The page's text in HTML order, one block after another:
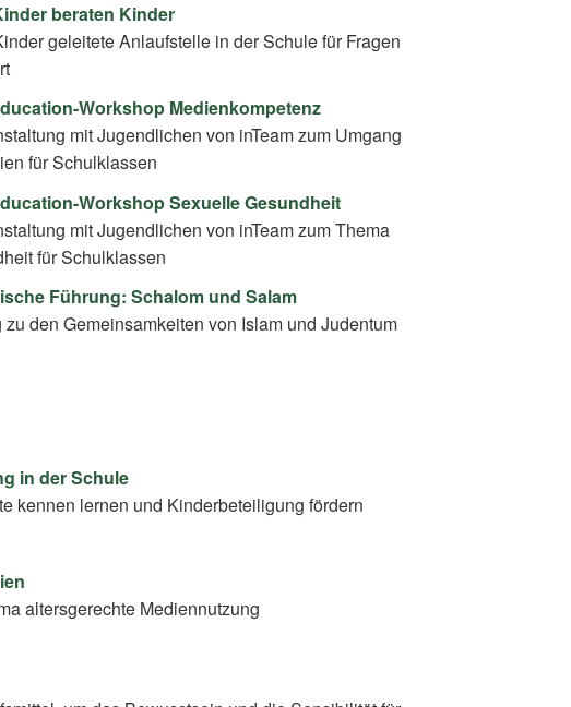
beraten Kinder
geleitete Anlaufstelle in der Schule für Fragen
Workshop Medienkompetenz
mit Jugendlichen von inTeam zum Umgang
für Schulklassen
Workshop Sexuelle Gesundheit
mit Jugendlichen von inTeam zum Thema
für Schulklassen
Führung: Schalom und Salam
zu den Gemeinsamkeiten von Islam und Judentum
in der Schule
kennen lernen und Kinderbeteiligung fördern
altersgerechte Mediennutzung